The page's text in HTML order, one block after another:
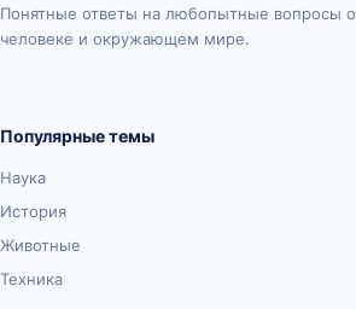
Понятные ответы на любопытные вопросы о
человеке и окружающем мире.
Популярные темы
Наука
История
Животные
Техника